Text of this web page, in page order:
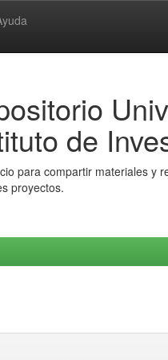
de
para compartir materiales y
proyectos.